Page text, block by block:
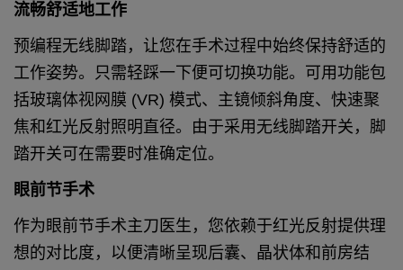
流畅舒适地工作
预编程无线脚踏，让您在手术过程中始终保持舒适的
工作姿势。只需轻踩一下便可切换功能。可用功能包
括玻璃体视网膜 (VR) 模式、主镜倾斜角度、快速聚
焦和红光反射照明直径。由于采用无线脚踏开关，脚
踏开关可在需要时准确定位。
眼前节手术
作为眼前节手术主刀医生，您依赖于红光反射提供理
想的对比度，以便清晰呈现后囊、晶状体和前房结